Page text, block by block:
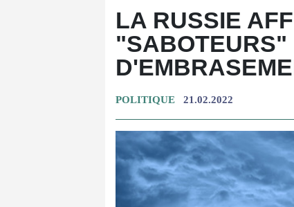
LA RUSSIE
"SABOTEURS"
POLITIQUE 21.02.2022